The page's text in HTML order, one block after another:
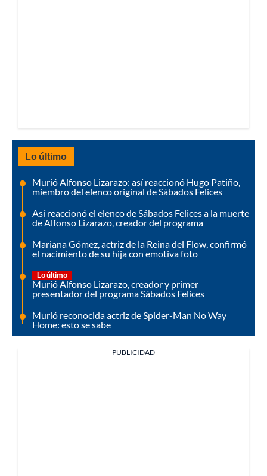
Lo último
Murió Alfonso Lizarazo: así reaccionó Hugo Patiño,
miembro del elenco original de Sábados Felices
Así reaccionó el elenco de Sábados Felices a la muerte
de Alfonso Lizarazo, creador del programa
Mariana Gómez, actriz de la Reina del Flow, confirmó
el nacimiento de su hija con emotiva foto
Lo último
Murió Alfonso Lizarazo, creador y primer
presentador del programa Sábados Felices
Murió reconocida actriz de Spider-Man No Way
Home: esto se sabe
PUBLICIDAD